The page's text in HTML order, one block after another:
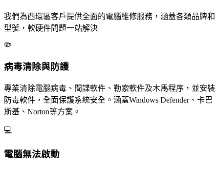
我們為西環區客戶提供全面的電腦維修服務，涵蓋各類品牌和
型號，軟硬件問題一站解決
🦠
病毒清除與防護
專業清除電腦病毒、間諜軟件、勒索軟件及木馬程序，並安裝
防毒軟件，全面保護系統安全。涵蓋Windows Defender、卡巴
斯基、Norton等方案。
💻
電腦無法啟動